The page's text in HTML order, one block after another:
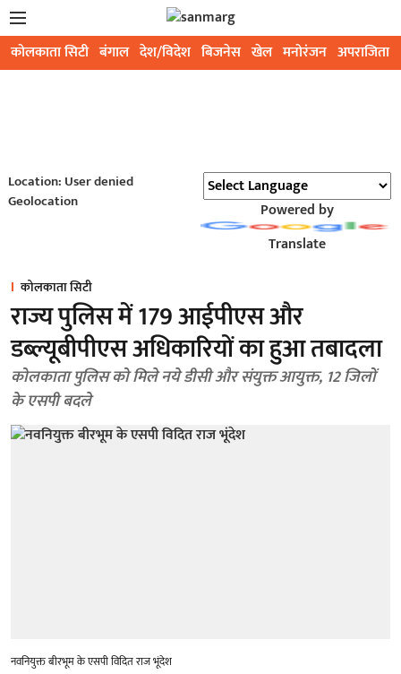
कोलकाता सिटी बंगाल देश/विदेश बिजनेस खेल मनोरंजन अपराजिता
Location: User denied
Geolocation
Powered by
Translate
कोलकाता सिटी
राज्य पुलिस में 179 आईपीएस और
डब्ल्यूबीपीएस अधिकारियों का हुआ तबादला
कोलकाता पुलिस को मिले नये डीसी और संयुक्त आयुक्त, 12 जिलों
के एसपी बदले
नवनियुक्त बीरभूम के एसपी विदित राज भूंदेश